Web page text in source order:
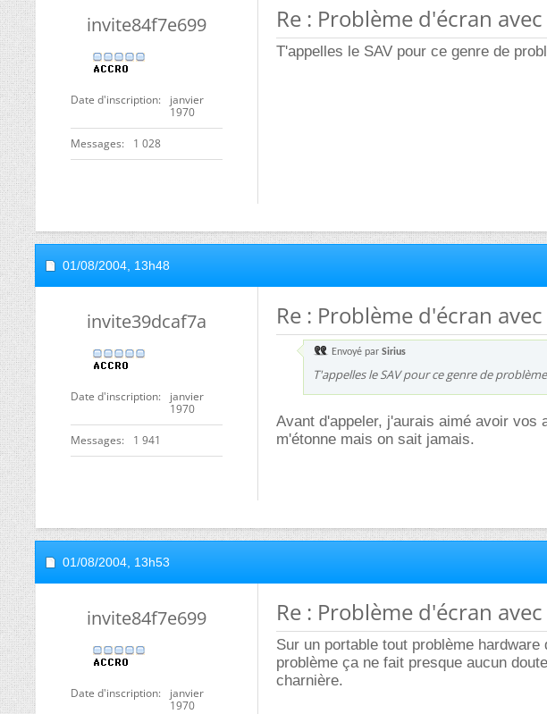
invite84f7e699
Date d'inscription
janvier
1970
Messages 1 028
Re : Problème d'écran
T'appelles le SAV pour ce genre de
01/08/2004, 13h48
invite39dcaf7a
Date d'inscription
janvier
1970
Messages 1 941
Re : Problème d'écran
Envoyé par Sirius
T'appelles le SAV pour ce genre de
Avant d'appeler, j'aurais aimé avoir
m'étonne mais on sait jamais.
01/08/2004, 13h53
invite84f7e699
Date d'inscription
janvier
1970
Re : Problème d'écran
Sur un portable tout problème
problème ça ne fait presque aucun
charnière.